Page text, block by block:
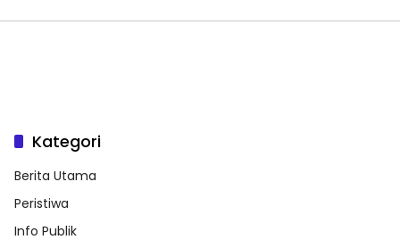
Kategori
Berita Utama
Peristiwa
Info Publik